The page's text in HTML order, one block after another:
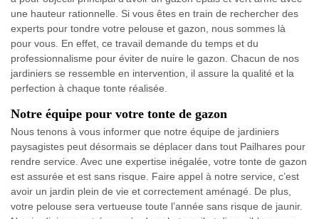
une hauteur rationnelle. Si vous êtes en train de rechercher des
experts pour tondre votre pelouse et gazon, nous sommes là
pour vous. En effet, ce travail demande du temps et du
professionnalisme pour éviter de nuire le gazon. Chacun de nos
jardiniers se ressemble en intervention, il assure la qualité et la
perfection à chaque tonte réalisée.
Notre équipe pour votre tonte de gazon
Nous tenons à vous informer que notre équipe de jardiniers
paysagistes peut désormais se déplacer dans tout Pailhares pour
rendre service. Avec une expertise inégalée, votre tonte de gazon
est assurée et est sans risque. Faire appel à notre service, c’est
avoir un jardin plein de vie et correctement aménagé. De plus,
votre pelouse sera vertueuse toute l’année sans risque de jaunir.